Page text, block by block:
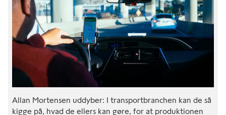
Allan Mortensen uddyber: I transportbranchen kan de så
kigge på, hvad de ellers kan gøre, for at produktionen